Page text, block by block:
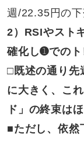
週/22.35円の
2）RSIやスト
確化し➊でのト
□既述の通り先
に大きく、こ
ド」の終束は
■ただし、依然